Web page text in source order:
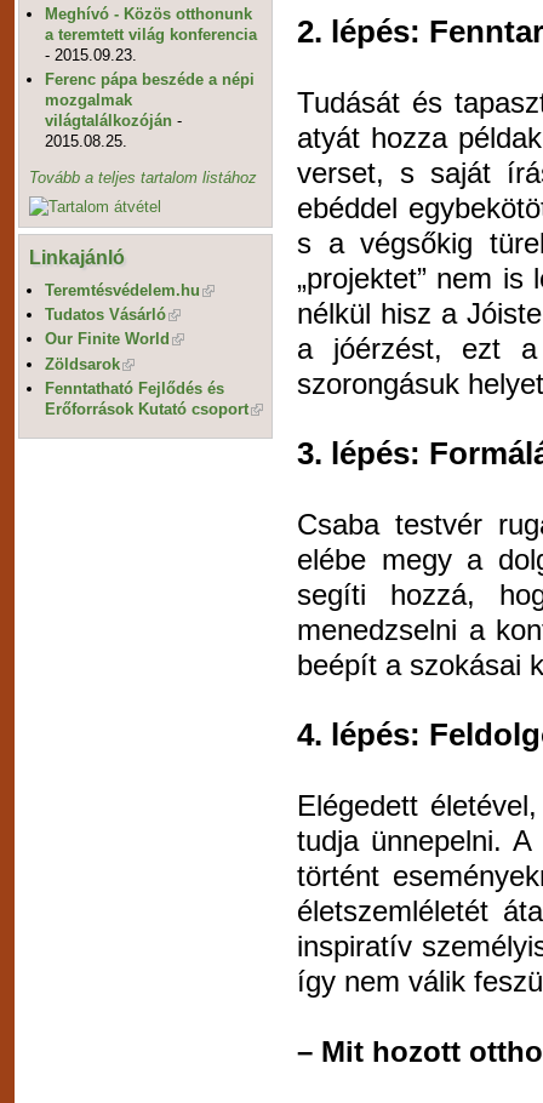
Meghívó - Közös otthonunk
a teremtett világ konferencia
- 2015.09.23.
Ferenc pápa beszéde a népi
mozgalmak
világtalálkozóján -
2015.08.25.
Tovább a teljes tartalom listához
Linkajánló
Teremtésvédelem.hu
Tudatos Vásárló
Our Finite World
Zöldsarok
Fenntatható Fejlődés és
Erőforrások Kutató csoport
2. lépés:
Tudását és
atyát hozza
verset, s saját
ebéddel
s a végsőkig
„projektet” nem
nélkül hisz a
a jóérzést, ezt a
szorongásuk
3. lépés:
Csaba testvér
elébe megy a
segíti hozzá,
menedzselni a
beépít a szokásai
4. lépés:
Elégedett
tudja ünnepelni.
történt
életszemléletét
inspiratív
így nem válik
– Mit hozott